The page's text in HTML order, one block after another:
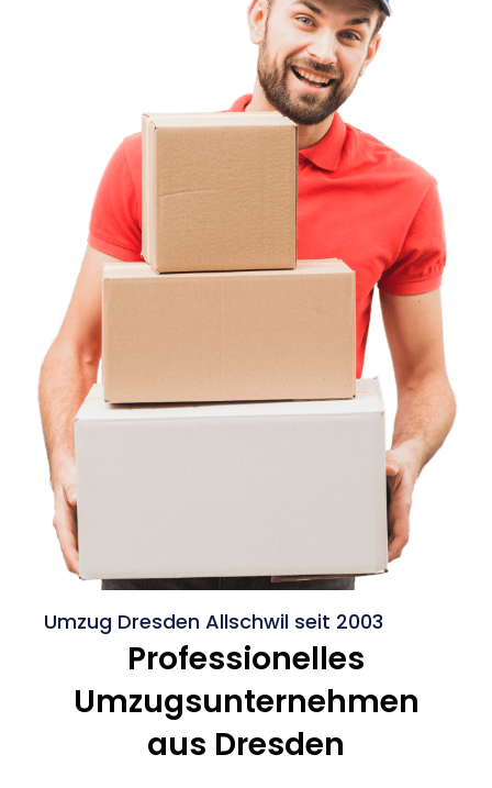
Umzug Dresden Allschwil seit 2003
Professionelles
Umzugsunternehmen
aus Dresden